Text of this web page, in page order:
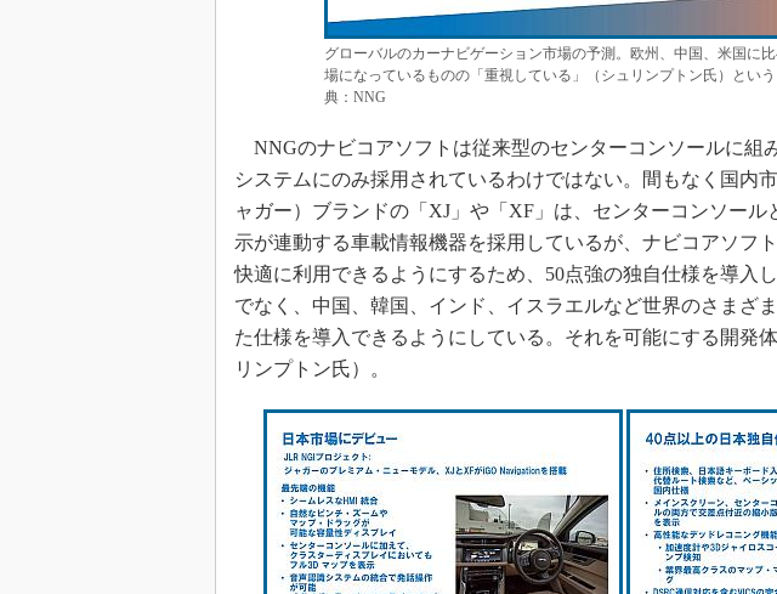
グローバルのカーナビゲーション市場の予測。欧州、中国、米国に
場になっているものの「重視している」（シュリンプトン氏）とい
典：NNG
NNGのナビコアソフトは従来型のセンターコンソールに組
システムにのみ採用されているわけではない。間もなく国内
ャガー）ブランドの「XJ」や「XF」は、センターコンソール
示が連動する車載情報機器を採用しているが、ナビコアソフ
快適に利用できるようにするため、50点強の独自仕様を導入
でなく、中国、韓国、インド、イスラエルなど世界のさまざ
た仕様を導入できるようにしている。それを可能にする開発
リンプトン氏）。